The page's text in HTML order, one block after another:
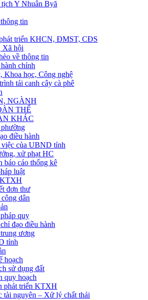
Y Nhuân Byă
tin
triển KHCN, ĐMST, CĐS
Xã hội
về thông tin
chính
Khoa học, Công nghệ
tái canh cây cà phê
NGÀNH
THỂ
KHÁC
điều hành
của UBND tỉnh
xử phạt HC
báo cáo thống kê
luật
đơn thư
dân
quy
đạo điều hành
ương
tỉnh
hoạch
sử dụng đất
quy hoạch
phát triển KTXH
tài nguyên – Xử lý chất thải